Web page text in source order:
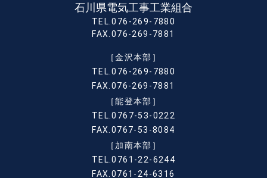
石川県電気工事工業組合
TEL.076-269-7880
FAX.076-269-7881
［金沢本部］
TEL.076-269-7880
FAX.076-269-7881
［能登本部］
TEL.0767-53-0222
FAX.0767-53-8084
［加南本部］
TEL.0761-22-6244
FAX.0761-24-6316